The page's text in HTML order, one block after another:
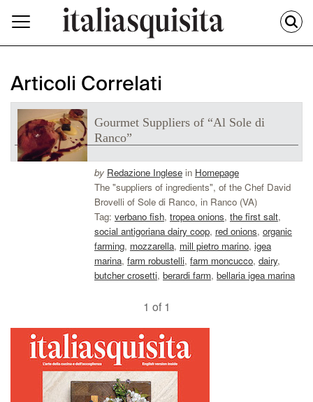
Articoli Correlati
Gourmet Suppliers of “Al Sole di
Ranco”
by Redazione Inglese in Homepage
The "suppliers of ingredients", of the Chef David
Brovelli of Sole di Ranco, in Ranco (VA)
Tag: verbano fish, tropea onions, the first salt,
social antigoriana dairy coop, red onions, organic
farming, mozzarella, mill pietro marino, igea
marina, farm robustelli, farm moncucco, dairy,
butcher crosetti, berardi farm, bellaria igea marina
1 of 1